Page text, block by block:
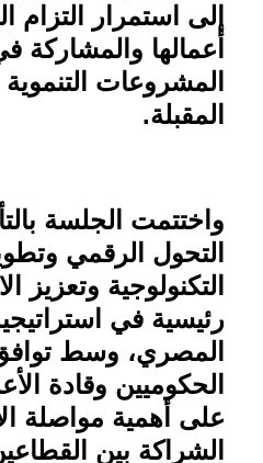
إلى استمرار التزام
أعمالها والمشاركة
المشروعات
المقبلة.
واختتمت الجلسة
التحول الرقمي
التكنولوجية وتعزيز
رئيسية في
المصري، وسط
الحكوميين وقادة
على أهمية مواصلة
الشراكة بين